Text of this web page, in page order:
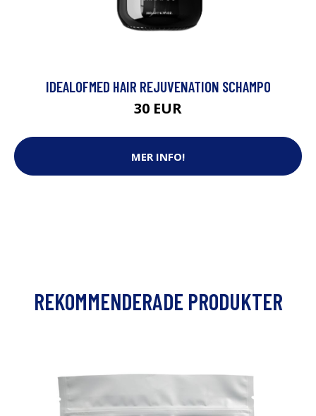
IDEALOFMED HAIR REJUVENATION SCHAMPO
30 EUR
MER INFO!
REKOMMENDERADE PRODUKTER